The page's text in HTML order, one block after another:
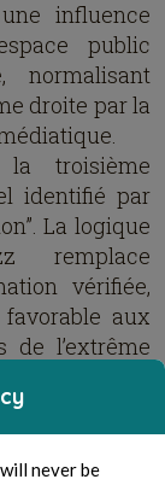
influence
public
normalisant
droite par la
troisième
identifié par
La logique
remplace
vérifiée,
aux
de l’extrême
éternel
never be